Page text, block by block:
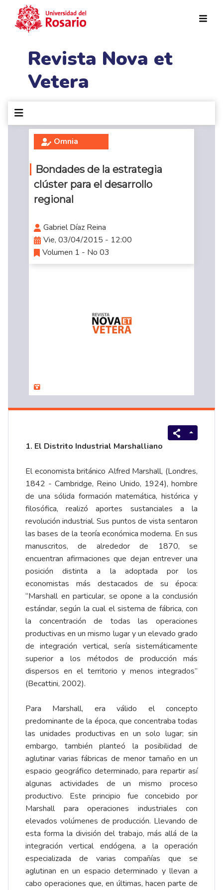
Revista Nova et
Vetera
Omnia
Bondades de la estrategia
clúster para el desarrollo
regional
Gabriel Díaz Reina
Vie, 03/04/2015 - 12:00
Volumen 1 - No 03
1. El Distrito Industrial Marshalliano
El economista británico Alfred Marshall, (Londres,
1842 - Cambridge, Reino Unido, 1924), hombre
de una sólida formación matemática, histórica y
filosófica, realizó aportes sustanciales a la
revolución industrial. Sus puntos de vista sentaron
las bases de la teoría económica moderna. En sus
manuscritos, de alrededor de 1870, se
encuentran afirmaciones que dejan entrever una
posición distinta a la adoptada por los
economistas más destacados de su época:
“Marshall en particular, se opone a la conclusión
estándar, según la cual el sistema de fábrica, con
la concentración de todas las operaciones
productivas en un mismo lugar y un elevado grado
de integración vertical, sería sistemáticamente
superior a los métodos de producción más
dispersos en el territorio y menos integrados”
(Becattini, 2002).
Para Marshall, era válido el concepto
predominante de la época, que concentraba todas
las unidades productivas en un solo lugar; sin
embargo, también planteó la posibilidad de
aglutinar varias fábricas de menor tamaño en un
espacio geográfico determinado, para repartir así
algunas actividades de un mismo proceso
productivo. Este principio fue concebido por
Marshall para operaciones industriales con
elevados volúmenes de producción. Llevando de
esta forma la división del trabajo, más allá de la
integración vertical endógena, a la operación
especializada de varias compañías que se
aglutinan en un espacio determinado y llevan a
cabo operaciones que, en últimas, hacen parte de